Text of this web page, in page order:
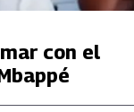
con el